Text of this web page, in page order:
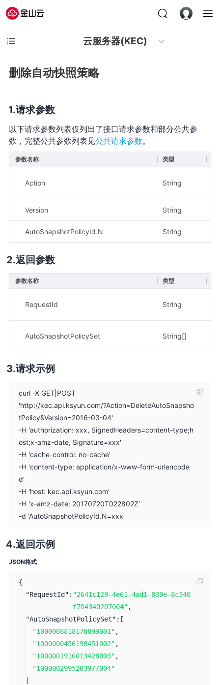
云服务器(KEC)
删除自动快照策略
请求参数
以下请求参数列表仅列出了接口请求参数和部分公共参
数，完整公共参数列表见公共请求参数。
参数名称 类型
Action String
Version String
AutoSnapshotPolicyId.N String
返回参数
参数名称 类型
RequestId String
AutoSnapshotPolicySet String[]
请求示例
curl -X GET|POST
'http://kec.api.ksyun.com/?Action=DeleteAutoSnapsho
tPolicy&Version=2016-03-04'
-H 'authorization: xxx, SignedHeaders=content-type;h
ost;x-amz-date, Signature=xxx'
-H 'cache-control: no-cache'
-H 'content-type: application/x-www-form-urlencode
d'
-H 'host: kec.api.ksyun.com'
-H 'x-amz-date: 20170720T022802Z'
-d 'AutoSnapshotPolicyId.N=xxx'
返回示例
JSON格式
{
"RequestId": "2641c129-4e61-4ad1-839e-8c340
f704340207004" ,
"AutoSnapshotPolicySet": [
"1000008818178899001" ,
"1000000456198451002" ,
"1000001916013428003" ,
"1000002995203977004"
]